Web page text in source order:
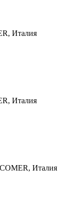
Италия
Италия
Италия